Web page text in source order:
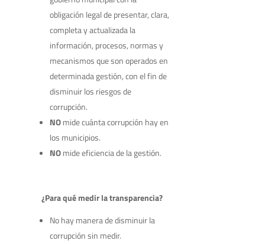
obligación legal de presentar, clara,
completa y actualizada la
información, procesos, normas y
mecanismos que son operados en
determinada gestión, con el fin de
disminuir los riesgos de
corrupción.
NOmide cuánta corrupción hay en
los municipios.
NOmide eficiencia de la gestión.
¿Para qué medir la transparencia?
No hay manera de disminuir la
corrupción sin medir.